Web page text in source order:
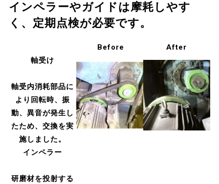
インペラーやガイドは摩耗しやす
く、定期点検が必要です。
Before
After
軸受け
軸受内消耗部品に
より回転時、振
動、異音が発生し
たため、交換を実
施しました。
インペラー
研磨材を投射する